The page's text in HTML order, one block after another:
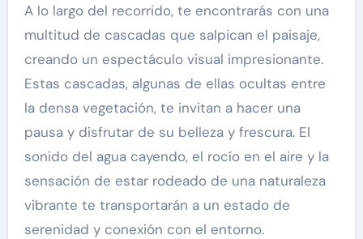
A lo largo del recorrido, te encontrarás con una
multitud de cascadas que salpican el paisaje,
creando un espectáculo visual impresionante.
Estas cascadas, algunas de ellas ocultas entre
la densa vegetación, te invitan a hacer una
pausa y disfrutar de su belleza y frescura. El
sonido del agua cayendo, el rocío en el aire y la
sensación de estar rodeado de una naturaleza
vibrante te transportarán a un estado de
serenidad y conexión con el entorno.